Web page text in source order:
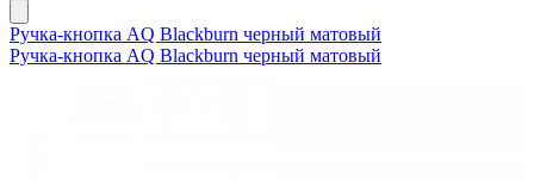
Ручка-кнопка AQ Blackburn черный матовый
Ручка-кнопка AQ Blackburn черный матовый